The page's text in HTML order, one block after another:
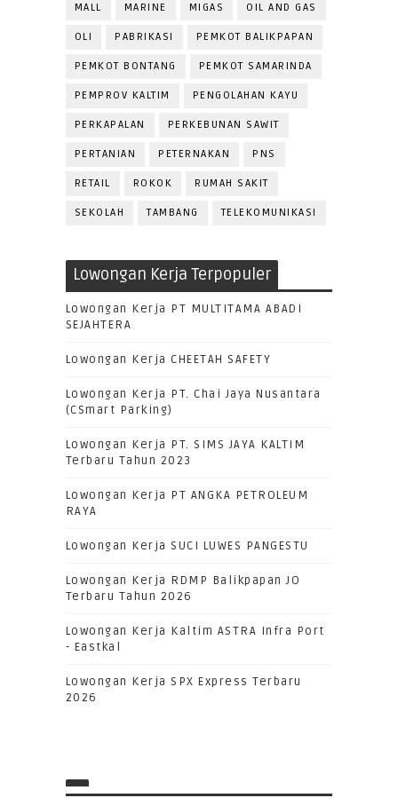
MALL MARINE MIGAS OIL AND GAS
OLI PABRIKASI PEMKOT BALIKPAPAN
PEMKOT BONTANG PEMKOT SAMARINDA
PEMPROV KALTIM PENGOLAHAN KAYU
PERKAPALAN PERKEBUNAN SAWIT
PERTANIAN PETERNAKAN PNS
RETAIL ROKOK RUMAH SAKIT
SEKOLAH TAMBANG TELEKOMUNIKASI
Lowongan Kerja Terpopuler
Lowongan Kerja PT MULTITAMA ABADI
SEJAHTERA
Lowongan Kerja CHEETAH SAFETY
Lowongan Kerja PT. Chai Jaya Nusantara
(CSmart Parking)
Lowongan Kerja PT. SIMS JAYA KALTIM
Terbaru Tahun 2023
Lowongan Kerja PT ANGKA PETROLEUM
RAYA
Lowongan Kerja SUCI LUWES PANGESTU
Lowongan Kerja RDMP Balikpapan JO
Terbaru Tahun 2026
Lowongan Kerja Kaltim ASTRA Infra Port
- Eastkal
Lowongan Kerja SPX Express Terbaru
2026